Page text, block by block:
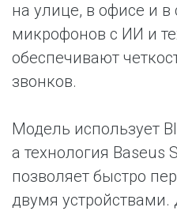
на улице, в офисе и в
микрофонов с ИИ и
обеспечивают
звонков.
Модель использует
а технология Baseus
позволяет быстро
двумя